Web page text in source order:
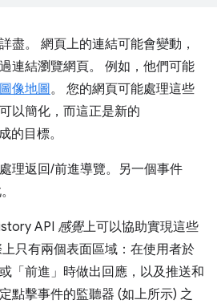
盡。 網頁上的連結可能會變動，
連結瀏覽網頁。 例如，他們可能
圖像地圖。 您的網頁可能處理這些
以簡化，而這正是新的
的目標。
理返回/前進導覽。另一個事件
API 感覺上可以協助實現這些
只有兩個表面區域：在使用者於
「前進」時做出回應，以及推送和
點擊事件的監聽器 (如上所示) 之